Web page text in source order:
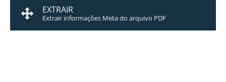
EXTRAIR
Extrair informações Meta do arquivo PDF